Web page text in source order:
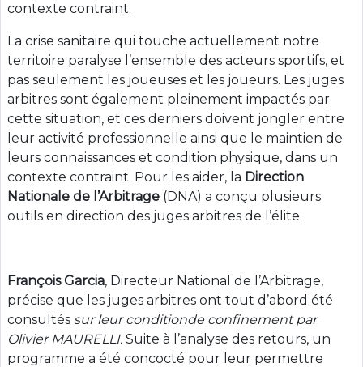
contexte contraint.
La crise sanitaire qui touche actuellement notre
territoire paralyse l’ensemble des acteurs sportifs, et
pas seulement les joueuses et les joueurs. Les juges
arbitres sont également pleinement impactés par
cette situation, et ces derniers doivent jongler entre
leur activité professionnelle ainsi que le maintien de
leurs connaissances et condition physique, dans un
contexte contraint. Pour les aider, la Direction
Nationale de l’Arbitrage (DNA) a conçu plusieurs
outils en direction des juges arbitres de l’élite.
François Garcia, Directeur National de l’Arbitrage,
précise que les juges arbitres ont tout d’abord été
consultés sur leur conditionde confinement par
Olivier MAURELLI. Suite à l’analyse des retours, un
programme a été concocté pour leur permettre